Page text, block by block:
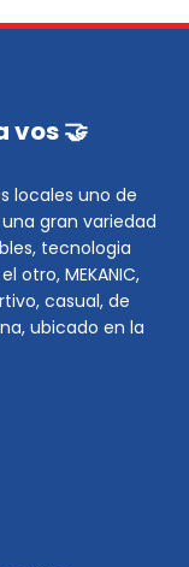
vos 🤝
locales uno de
una gran variedad
tecnologia
otro, MEKANIC,
casual, de
ubicado en la